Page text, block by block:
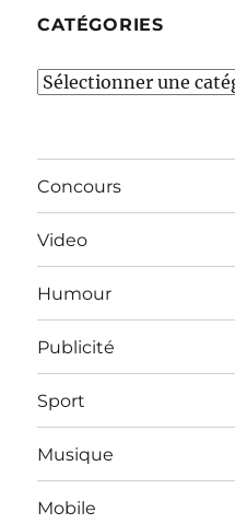
CATÉGORIES
Catégories
Concours
Video
Humour
Publicité
Sport
Musique
Mobile